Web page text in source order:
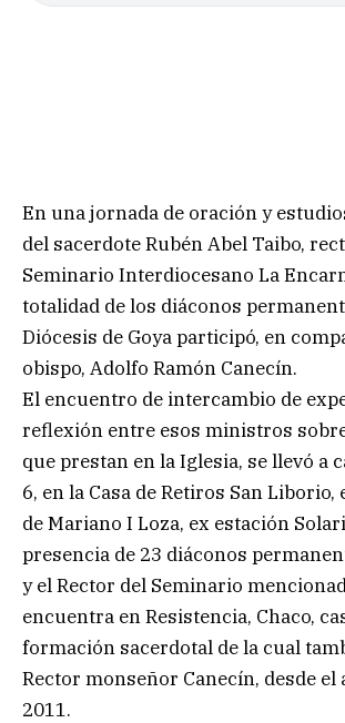
En una jornada de oración y
del sacerdote Rubén Abel Taibo,
Seminario Interdiocesano La
totalidad de los diáconos
Diócesis de Goya participó, en
obispo, Adolfo Ramón Canecín.
El encuentro de intercambio de
reflexión entre esos ministros
que prestan en la Iglesia, se llevó a
6, en la Casa de Retiros San Liborio,
de Mariano I Loza, ex estación
presencia de 23 diáconos
y el Rector del Seminario
encuentra en Resistencia, Chaco,
formación sacerdotal de la cual
Rector monseñor Canecín, desde el
2011.